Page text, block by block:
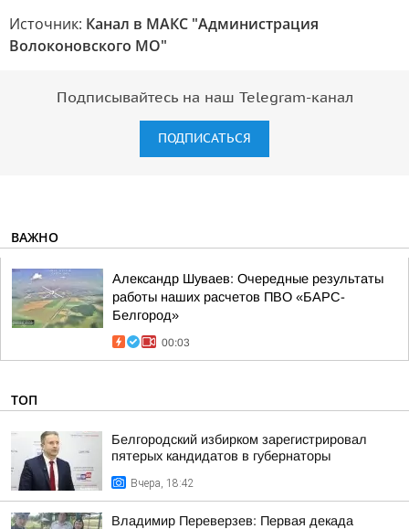
Источник: Канал в МАКС "Администрация
Волоконовского МО"
Подписывайтесь на наш Telegram-канал
ПОДПИСАТЬСЯ
ВАЖНО
Александр Шуваев: Очередные результаты
работы наших расчетов ПВО «БАРС-
Белгород»
00:03
ТОП
Белгородский избирком зарегистрировал
пятерых кандидатов в губернаторы
Вчера, 18:42
Владимир Переверзев: Первая декада